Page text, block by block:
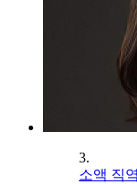
3.
소액 직